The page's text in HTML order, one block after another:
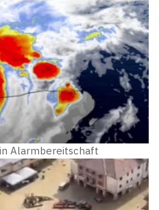
Alarmbereitschaft